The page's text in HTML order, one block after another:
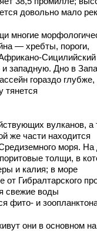
довольно мало
многие
— хребты, пороги,
Сицилийский
западную. Дно в
гораздо глубже,
тянется
вулканов, а
же части находится
моря. На
толщи, в
и калия; в море
Гибралтарского
свежие воды
фито- и
они в основном на